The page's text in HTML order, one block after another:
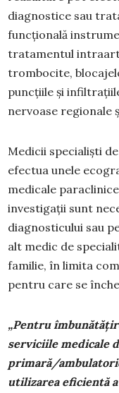
diagnostice sau
funcțională
tratamentul
trombocite,
puncţiile şi
nervoase regionale
Medicii specialiști
efectua unele
medicale
investigații sunt
diagnosticului sau
alt medic de
familie, în limita
pentru care se
„Pentru
serviciile medicale
primară/
utilizarea eficientă